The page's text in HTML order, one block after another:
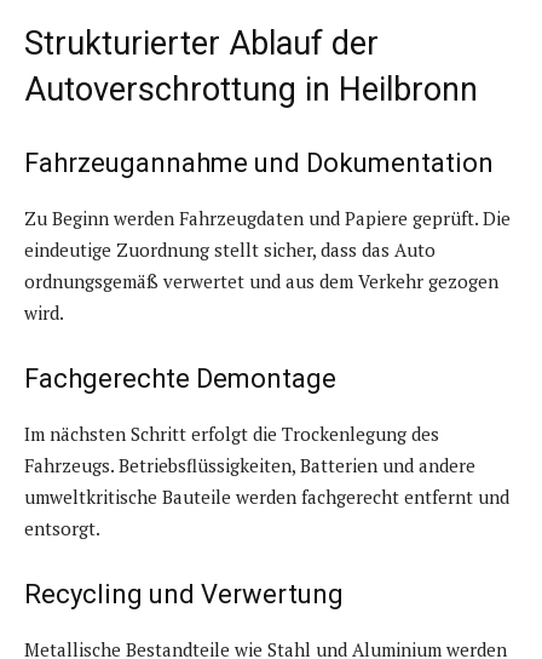
Strukturierter Ablauf der
Autoverschrottung in Heilbronn
Fahrzeugannahme und Dokumentation
Zu Beginn werden Fahrzeugdaten und Papiere geprüft. Die
eindeutige Zuordnung stellt sicher, dass das Auto
ordnungsgemäß verwertet und aus dem Verkehr gezogen
wird.
Fachgerechte Demontage
Im nächsten Schritt erfolgt die Trockenlegung des
Fahrzeugs. Betriebsflüssigkeiten, Batterien und andere
umweltkritische Bauteile werden fachgerecht entfernt und
entsorgt.
Recycling und Verwertung
Metallische Bestandteile wie Stahl und Aluminium werden